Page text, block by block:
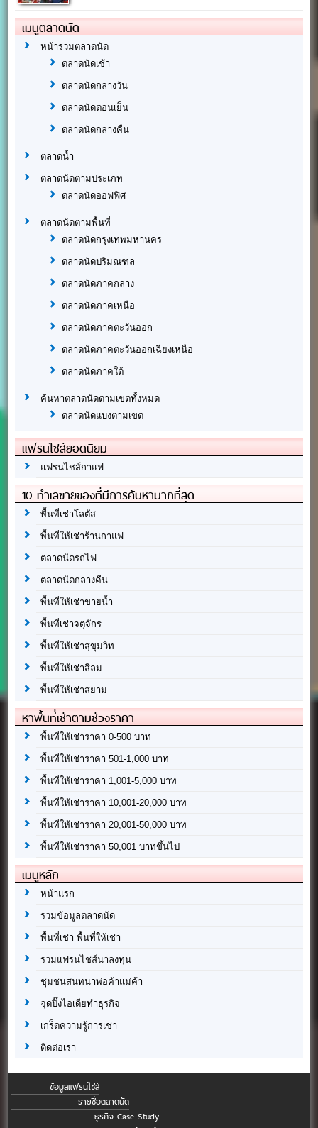
เมนูตลาดนัด
หน้ารวมตลาดนัด
ตลาดนัดเช้า
ตลาดนัดกลางวัน
ตลาดนัดตอนเย็น
ตลาดนัดกลางคืน
ตลาดน้ำ
ตลาดนัดตามประเภท
ตลาดนัดออฟฟิศ
ตลาดนัดตามพื้นที่
ตลาดนัดกรุงเทพมหานคร
ตลาดนัดปริมณฑล
ตลาดนัดภาคกลาง
ตลาดนัดภาคเหนือ
ตลาดนัดภาคตะวันออก
ตลาดนัดภาคตะวันออกเฉียงเหนือ
ตลาดนัดภาคใต้
ค้นหาตลาดนัดตามเขตทั้งหมด
ตลาดนัดแบ่งตามเขต
แฟรนไชส์ยอดนิยม
แฟรนไชส์กาแฟ
10 ทำเลขายของที่มีการค้นหามากที่สุด
พื้นที่เช่าโลตัส
พื้นที่ให้เช่าร้านกาแฟ
ตลาดนัดรถไฟ
ตลาดนัดกลางคืน
พื้นที่ให้เช่าขายน้ำ
พื้นที่เช่าจตุจักร
พื้นที่ให้เช่าสุขุมวิท
พื้นที่ให้เช่าสีลม
พื้นที่ให้เช่าสยาม
หาพื้นที่เช่าตามช่วงราคา
พื้นที่ให้เช่าราคา 0-500 บาท
พื้นที่ให้เช่าราคา 501-1,000 บาท
พื้นที่ให้เช่าราคา 1,001-5,000 บาท
พื้นที่ให้เช่าราคา 10,001-20,000 บาท
พื้นที่ให้เช่าราคา 20,001-50,000 บาท
พื้นที่ให้เช่าราคา 50,001 บาทขึ้นไป
เมนูหลัก
หน้าแรก
รวมข้อมูลตลาดนัด
พื้นที่เช่า พื้นที่ให้เช่า
รวมแฟรนไชส์น่าลงทุน
ชุมชนสนทนาพ่อค้าแม่ค้า
จุดปิ๊งไอเดียทำธุรกิจ
เกร็ดความรู้การเช่า
ติดต่อเรา
ข้อมูลแฟรนไชส์
รายชื่อตลาดนัด
ธุรกิจ Case Study